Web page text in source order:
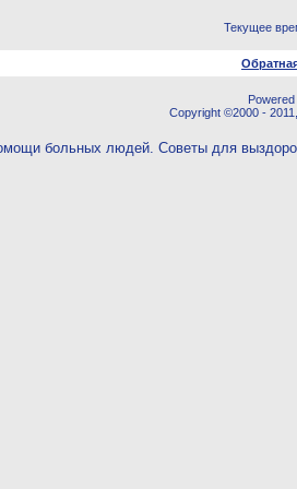
Текущее
Copyright ©2000 -
больных людей. Советы для